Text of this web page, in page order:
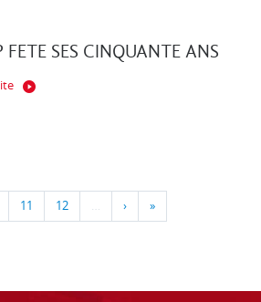
FETE SES CINQUANTE ANS
11 12 … › »